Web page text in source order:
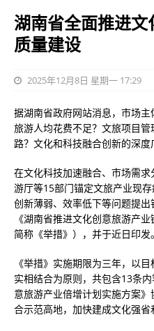
湖南省全面推进
质量建设
2025年12月8日 星期一 17:29
据湖南省政府网站消息，市场主
旅游人均花费不足？文旅项目
路？文化和科技融合创新的深度
在文化科技加速融合、市场需
游厅等15部门锚定文旅产业现
创新薄弱、效率低下等问题提
《湖南省推进文化创意旅游产
简称《举措》），并于近日印发。
《举措》实施期限为三年，以
实相结合为原则，共包含13条
意旅游产业倍增计划实施方案
合示范高地，加快建成文化强省